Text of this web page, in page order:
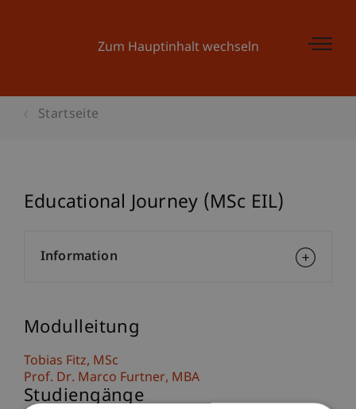
Zum Hauptinhalt wechseln
Startseite
Educational Journey (MSc EIL)
Modulleitung
Tobias Fitz MSc
Prof. Dr. Marco Furtner MBA
Studiengänge
Information